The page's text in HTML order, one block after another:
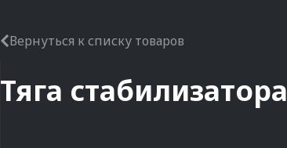
Вернуться к списку товаров
Тяга стабилизатора